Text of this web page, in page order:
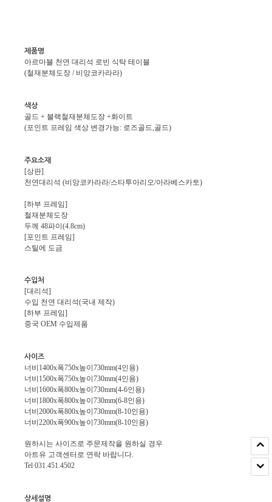
제품명
아르마블 천연 대리석 로빈 식탁 테이블
(철재분체도장 / 비앙코카라라)
색상
골드 + 블랙철재분체도장 +화이트
(포인트 프레임 색상 변경가능: 로즈골드,골드)
주요소재
[상판]
천연대리석 (비앙코카라라/스타투아리오/아라베스카토)
[하부 프레임]
철재분체도장
두께 48파이(4.8cm)
[포인트 프레임]
스틸에 도금
수입처
[대리석]
수입 천연 대리석(국내 제작)
[하부 프레임]
중국 OEM 수입제품
사이즈
너비1400x폭750x높이730mm(4인용)
너비1500x폭750x높이730mm(4인용)
너비1600x폭800x높이730mm(4-6인용)
너비1800x폭800x높이730mm(6-8인용)
너비2000x폭800x높이730mm(8-10인용)
너비2200x폭900x높이730mm(8-10인용)
원하시는 사이즈로 주문제작을 원하실 경우
아트유 고객센터로 연락 바랍니다.
Tel 031.451.4502
상세설명